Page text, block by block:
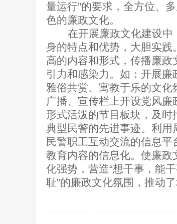
量运行”的要求，全方位、
色的廉政文化。
在开展廉政文化建设
身的特点和优势，大胆实
高的内容和形式，传播廉
引力和感染力。如：开展
雅俗共赏、寓教于乐的文化
广播、宣传栏上开设党风廉
形式活泼的节目板块，及
典型民警的先进事迹。利
民警职工互动交流的信息平
教育内容的信息化。使廉
化强势，营造“想干事，能
耻”的廉政文化氛围，推动